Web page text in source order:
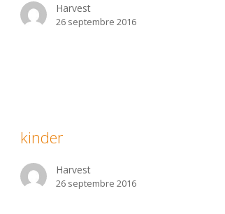
Harvest
26 septembre 2016
kinder
Harvest
26 septembre 2016